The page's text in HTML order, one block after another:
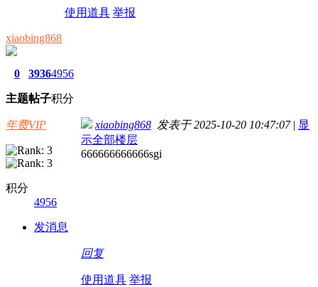
使用道具 举报
xiaobing868
0
主题
3936
帖子
4956
积分
年费VIP
积分
4956
发消息
xiaobing868 发表于 2025-10-20 10:47:07 | 显
示全部楼层
666666666666sgi
回复
使用道具 举报